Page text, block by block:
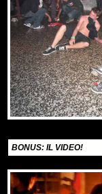
BONUS: IL VIDEO!